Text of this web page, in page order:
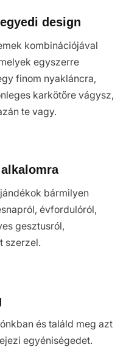
design
kombinációjával
egyszerre
finom nyakláncra,
karkötőre vágysz,
te vagy.
bármilyen
évfordulóról,
gesztusról,
szerzel.
és találd meg azt
egyéniségedet.